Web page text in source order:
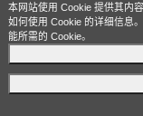
本网站使用 Cookie 提供其内
如何使用 Cookie 的详细信息
能所需的 Cookie。